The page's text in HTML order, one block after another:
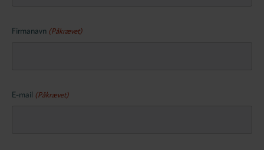
Firmanavn (Påkrævet)
E-mail (Påkrævet)